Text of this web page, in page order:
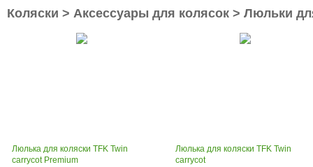
Коляски > Аксессуары для колясок > Люльки
Люлька для коляски TFK Twin
carrycot Premium
Люлька для коляски TFK Twin
carrycot